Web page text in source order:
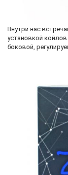
Внутри нас
установкой
боковой,